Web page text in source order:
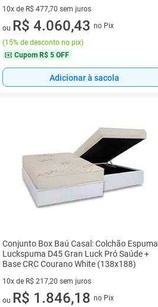
10x de R$ 477,70 sem juros
10 vez de R$ 477,70 sem juros
ou R$ 4.060,43 no Pix
(15% de desconto no pix)
Cupom R$ 5 OFF
Adicionar à sacola
Conjunto Box Baú Casal: Colchão Espuma
Luckspuma D45 Gran Luck Pró Saúde +
Base CRC Courano White (138x188)
10x de R$ 217,20 sem juros
10 vez de R$ 217,20 sem juros
ou R$ 1.846,18 no Pix